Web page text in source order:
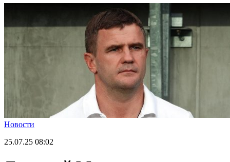
Новости
25.07.25 08:02